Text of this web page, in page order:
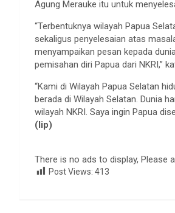
Agung Merauke itu untuk
“Terbentuknya wilayah Papua
sekaligus penyelesaian atas
menyampaikan pesan kepada
pemisahan diri Papua dari NKRI,”
“Kami di Wilayah Papua Selatan
berada di Wilayah Selatan. Dunia
wilayah NKRI. Saya ingin Papua
(lip)
There is no ads to display, Please
Post Views: 413